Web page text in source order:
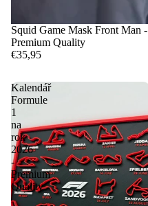
Squid Game Mask Front Man -
Premium Quality
€35,95
Kalendář
Formule
1
na
rok
2026
-
Premium
Quality